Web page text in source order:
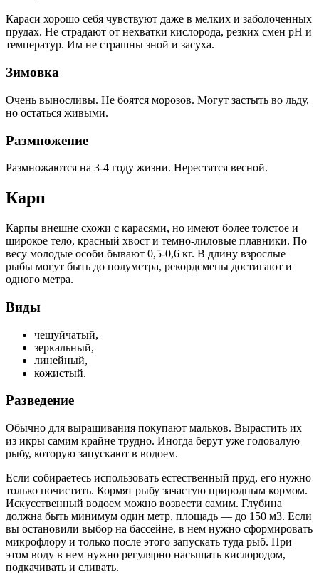
Караси хорошо себя чувствуют даже в мелких и заболоченных
прудах. Не страдают от нехватки кислорода, резких смен рН и
температур. Им не страшны зной и засуха.
Зимовка
Очень выносливы. Не боятся морозов. Могут застыть во льду,
но остаться живыми.
Размножение
Размножаются на 3-4 году жизни. Нерестятся весной.
Карп
Карпы внешне схожи с карасями, но имеют более толстое и
широкое тело, красный хвост и темно-лиловые плавники. По
весу молодые особи бывают 0,5-0,6 кг. В длину взрослые
рыбы могут быть до полуметра, рекордсмены достигают и
одного метра.
Виды
чешуйчатый,
зеркальный,
линейный,
кожистый.
Разведение
Обычно для выращивания покупают мальков. Вырастить их
из икры самим крайне трудно. Иногда берут уже годовалую
рыбу, которую запускают в водоем.
Если собираетесь использовать естественный пруд, его нужно
только почистить. Кормят рыбу зачастую природным кормом.
Искусственный водоем можно возвести самим. Глубина
должна быть минимум один метр, площадь — до 150 м3. Если
вы остановили выбор на бассейне, в нем нужно сформировать
микрофлору и только после этого запускать туда рыб. При
этом воду в нем нужно регулярно насыщать кислородом,
подкачивать и сливать.